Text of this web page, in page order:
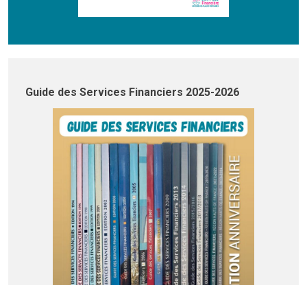
Guide des Services Financiers 2025-2026